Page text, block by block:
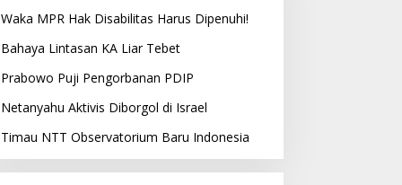
Waka MPR Hak Disabilitas Harus Dipenuhi!
Bahaya Lintasan KA Liar Tebet
Prabowo Puji Pengorbanan PDIP
Netanyahu Aktivis Diborgol di Israel
Timau NTT Observatorium Baru Indonesia